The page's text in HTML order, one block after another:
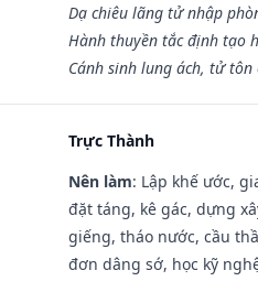
Dạ chiêu lãng tử nhập
Hành thuyền tắc định tạo
Cánh sinh lung ách, tử tôn
Trực Thành
Nên làm: Lập khế ước,
đặt táng, kê gác, dựng
giếng, tháo nước, cầu
đơn dâng sớ, học kỹ